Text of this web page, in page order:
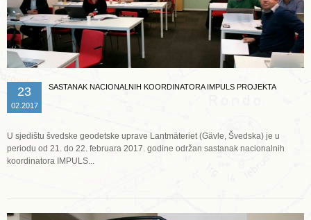
23
02.2017
SASTANAK NACIONALNIH KOORDINATORA IMPULS PROJEKTA
U sjedištu švedske geodetske uprave Lantmäteriet (Gävle, Švedska) je u
periodu od 21. do 22. februara 2017. godine održan sastanak nacionalnih
koordinatora IMPULS...